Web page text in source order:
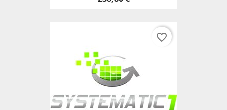
favorite_border